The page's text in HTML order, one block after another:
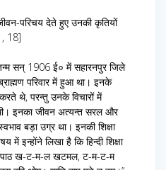
परिचय देते हुए उनकी कृतियों
18]
सन् 1906 ई० में सहारनपुर जिले
परिवार में हुआ था। इनके
करते थे, परन्तु उनके विचारों में
इनका जीवन अत्यन्त सरल और
बड़ा उग्र था। इनकी शिक्षा
में इन्होंने लिखा है कि हिन्दी शिक्षा
ख-ट-म-ल खटमल, ट-म-ट-म